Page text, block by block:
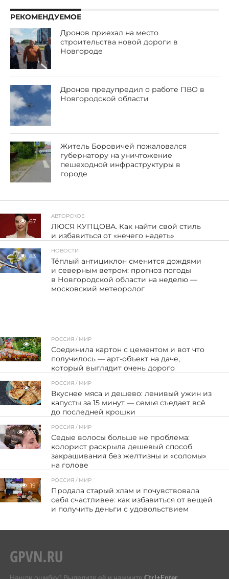
РЕКОМЕНДУЕМОЕ
Дронов приехал на место
строительства новой дороги в
Новгороде
Дронов предупредил о работе ПВО в
Новгородской области
Житель Боровичей пожаловался
губернатору на уничтожение
пешеходной инфраструктуры в
городе
67
АВТОРСКОЕ
ЛЮСЯ КУПЦОВА. Как найти свой стиль
и избавиться от «нечего надеть»
83
НОВОСТИ
Тёплый антициклон сменится дождями
и северным ветром: прогноз погоды
в Новгородской области на неделю —
московский метеоролог
3
РОССИЯ / МИР
Соединила картон с цементом и вот что
получилось — арт-объект на даче,
который выглядит очень дорого
3
РОССИЯ / МИР
Вкуснее мяса и дешево: ленивый ужин из
капусты за 15 минут — семья съедает всё
до последней крошки
103
РОССИЯ / МИР
Седые волосы больше не проблема:
колорист раскрыла дешевый способ
закрашивания без желтизны и «соломы»
на голове
19
РОССИЯ / МИР
Продала старый хлам и почувствовала
себя счастливее: как избавиться от вещей
и получить деньги с удовольствием